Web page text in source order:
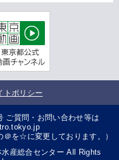
トポリシー
ご質問・お問い合わせ等は
＠を☆に変更しております。）
産総合センター All Rights